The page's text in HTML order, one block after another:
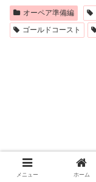
オーペア準備編
ゴールドコースト
メニュー ホーム